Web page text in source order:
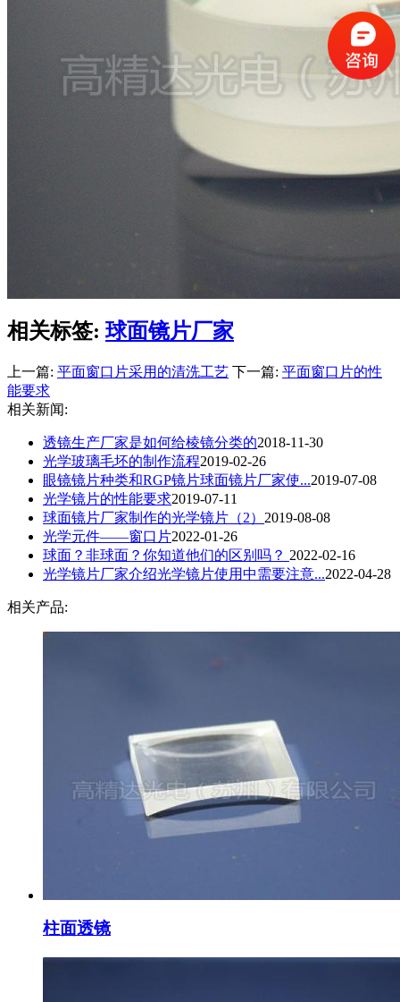
相关标签:球面镜片厂家
上一篇: 平面窗口片采用的清洗工艺 下一篇: 平面窗口片的性
能要求
相关新闻:
透镜生产厂家是如何给棱镜分类的2018-11-30
光学玻璃毛坯的制作流程2019-02-26
眼镜镜片种类和RGP镜片球面镜片厂家​使...2019-07-08
光学镜片的性能要求2019-07-11
球面镜片厂家制作的光学镜片（2） 2019-08-08
光学元件——窗口片2022-01-26
球面？非球面？你知道他们的区别吗？ 2022-02-16
​光学镜片厂家介绍光学镜片使用中需要注意...2022-04-28
相关产品:
柱面透镜